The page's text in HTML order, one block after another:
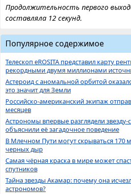
Продолжительность первого
составляла 12 секунд.
Популярное содержимое
Телескоп eROSITA представил карту
рекордными двумя миллионами
Астероид с аномальной орбитой
это значит для Земли
Российско-американский экипаж
месяцев
Астрономы впервые разглядели звезду-
объяснили её загадочное поведение
В Млечном Пути могут скрываться 170
черных дыр
Самая чёрная краска в мире может
спутников
Тайна звезды Акамар: почему она
астрономов?